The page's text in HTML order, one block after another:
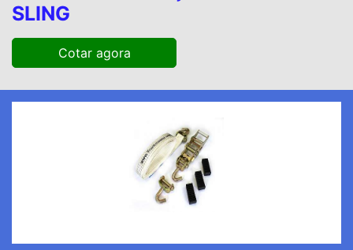
SLING
Cotar agora